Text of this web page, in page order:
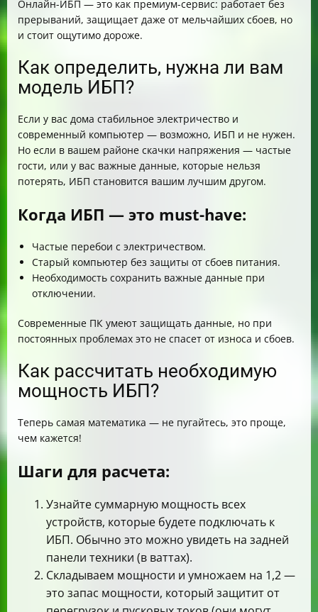
Онлайн-ИБП — это как премиум-сервис: работает без
прерываний, защищает даже от мельчайших сбоев, но
и стоит ощутимо дороже.
Как определить, нужна ли вам
модель ИБП?
Если у вас дома стабильное электричество и
современный компьютер — возможно, ИБП и не нужен.
Но если в вашем районе скачки напряжения — частые
гости, или у вас важные данные, которые нельзя
потерять, ИБП становится вашим лучшим другом.
Когда ИБП — это must-have:
Частые перебои с электричеством.
Старый компьютер без защиты от сбоев питания.
Необходимость сохранить важные данные при
отключении.
Современные ПК умеют защищать данные, но при
постоянных проблемах это не спасет от износа и сбоев.
Как рассчитать необходимую
мощность ИБП?
Теперь самая математика — не пугайтесь, это проще,
чем кажется!
Шаги для расчета:
Узнайте суммарную мощность всех
устройств, которые будете подключать к
ИБП. Обычно это можно увидеть на задней
панели техники (в ваттах).
Складываем мощности и умножаем на 1,2 —
это запас мощности, который защитит от